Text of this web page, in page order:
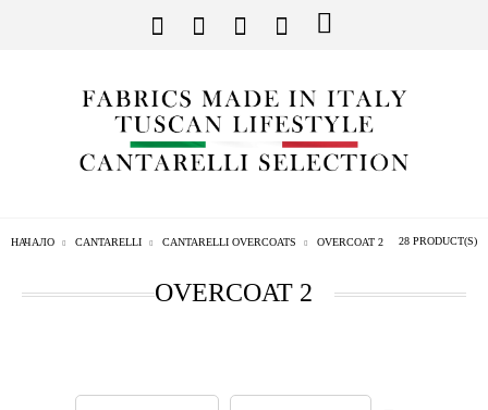
НАЧАЛО CANTARELLI CANTARELLI OVERCOATS OVERCOAT 2 28 PRODUCT(S)
OVERCOAT 2